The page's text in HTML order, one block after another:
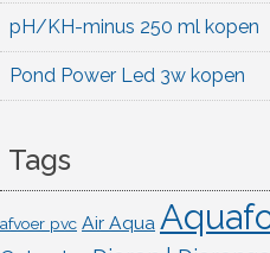
pH/KH-minus 250 ml kopen
Pond Power Led 3w kopen
Tags
afvoer pvc Air Aqua